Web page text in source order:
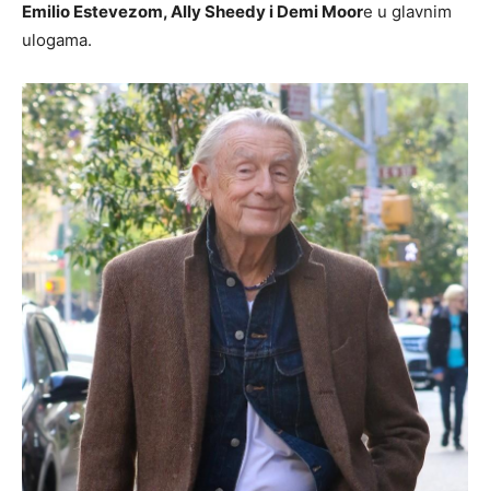
Emilio Estevezom, Ally Sheedy i Demi Moore u glavnim
ulogama.